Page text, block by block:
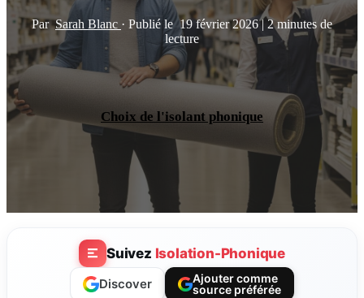
ParSarah Blanc · Publié le19 février 2026| 2 minutes de
lecture
Choix de l'isolant phonique
Suivez Isolation-Phonique
Discover
Ajouter comme
source préférée